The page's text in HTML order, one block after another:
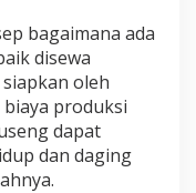
bagaimana ada
disewa
oleh
produksi
dapat
dan daging